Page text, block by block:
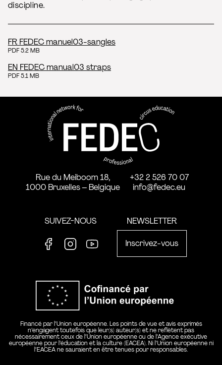
discipline.
FR FEDEC manuel03-sangles
PDF 5.2 MB
EN FEDEC manual03 straps
PDF 5.1 MB
FEDEC - Réseau
professionnelle aux arts du
Rue du Meiboom 18,
1000 Bruxelles – Belgique
+32 2 526 70 07
info@fedec.eu
SUIVEZ-NOUS
Youtube
NEWSLETTER
Inscrivez-vous
Financé par l’Union européenne. Les points de vue et avis exprimés
n’engagent toutefois que leur(s) auteur(s) et ne reflètent pas
nécessairement ceux de l’Union européenne ou de l’Agence exécutive
européenne pour l’éducation et la culture (EACEA). Ni l’Union européenne ni
l’EACEA ne sauraient en être tenues pour responsables.